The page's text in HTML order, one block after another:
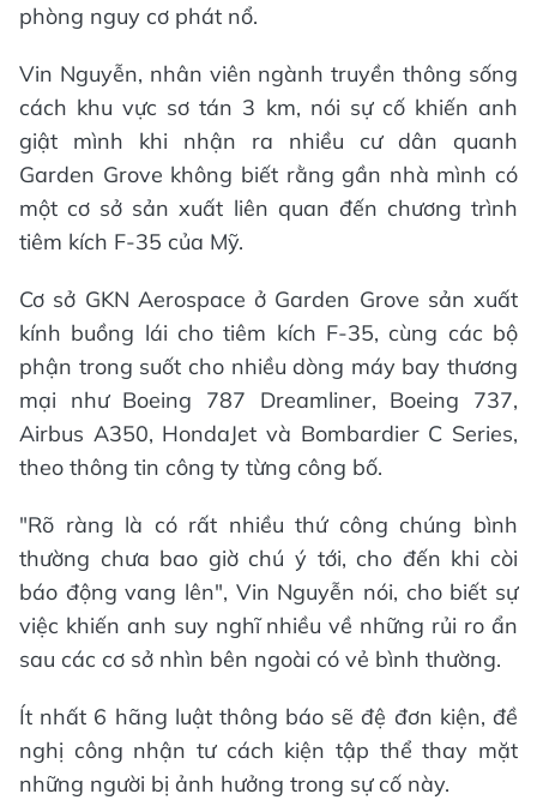
phòng nguy cơ phát nổ.
Vin Nguyễn, nhân viên ngành truyền thông sống
cách khu vực sơ tán 3 km, nói sự cố khiến anh
giật mình khi nhận ra nhiều cư dân quanh
Garden Grove không biết rằng gần nhà mình có
một cơ sở sản xuất liên quan đến chương trình
tiêm kích F-35 của Mỹ.
Cơ sở GKN Aerospace ở Garden Grove sản xuất
kính buồng lái cho tiêm kích F-35, cùng các bộ
phận trong suốt cho nhiều dòng máy bay thương
mại như Boeing 787 Dreamliner, Boeing 737,
Airbus A350, HondaJet và Bombardier C Series,
theo thông tin công ty từng công bố.
"Rõ ràng là có rất nhiều thứ công chúng bình
thường chưa bao giờ chú ý tới, cho đến khi còi
báo động vang lên", Vin Nguyễn nói, cho biết sự
việc khiến anh suy nghĩ nhiều về những rủi ro ẩn
sau các cơ sở nhìn bên ngoài có vẻ bình thường.
Ít nhất 6 hãng luật thông báo sẽ đệ đơn kiện, đề
nghị công nhận tư cách kiện tập thể thay mặt
những người bị ảnh hưởng trong sự cố này.